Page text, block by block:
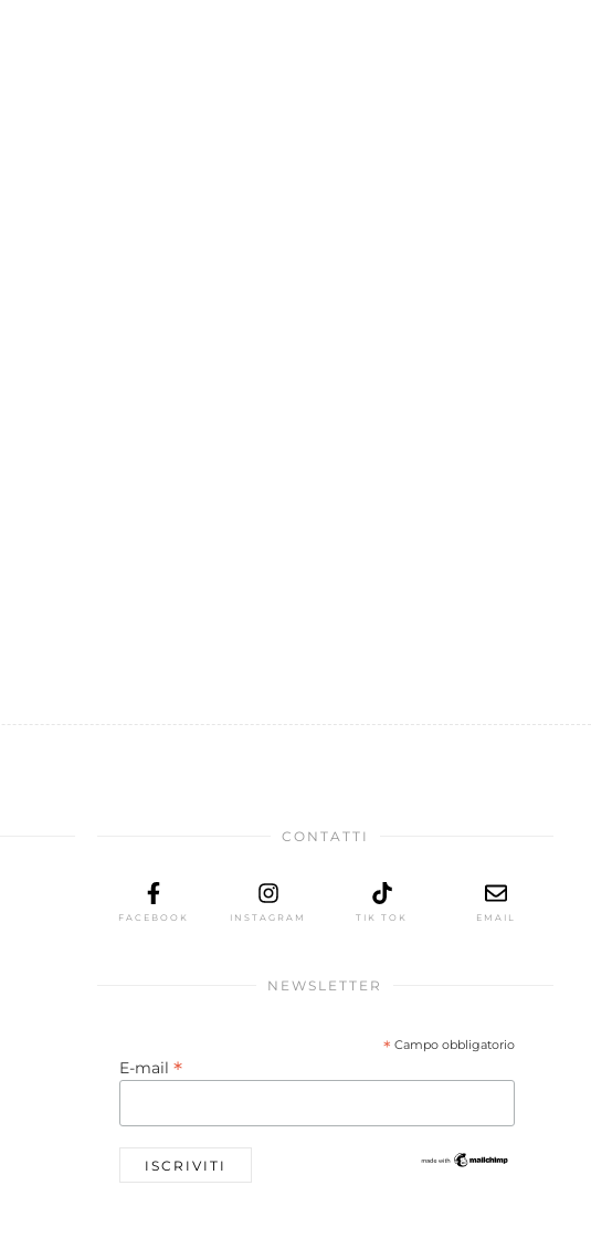
CONTATTI
FACEBOOK INSTAGRAM TIK TOK EMAIL
NEWSLETTER
* Campo obbligatorio
E-mail *